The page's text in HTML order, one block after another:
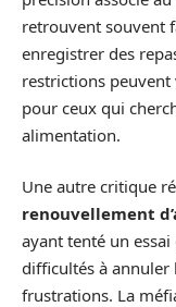
retrouvent souvent
enregistrer des
restrictions peuvent
pour ceux qui
alimentation.
Une autre critique
renouvellement
ayant tenté un
difficultés à annuler
frustrations. La